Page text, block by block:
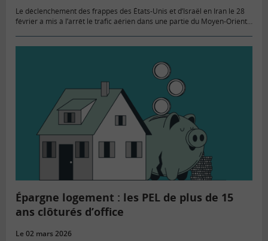
Le déclenchement des frappes des États-Unis et d’Israël en Iran le 28
février a mis à l’arrêt le trafic aérien dans une partie du Moyen-Orient.
Épargne logement : les PEL de plus de 15
ans clôturés d’office
Le 02 mars 2026